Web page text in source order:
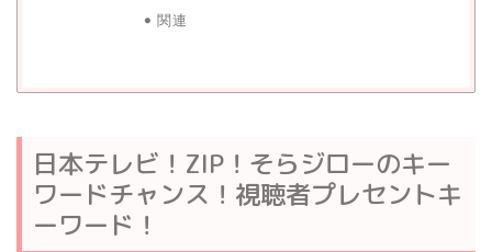
関連
日本テレビ！ZIP！そらジローのキー
ワードチャンス！視聴者プレセントキ
ーワード！